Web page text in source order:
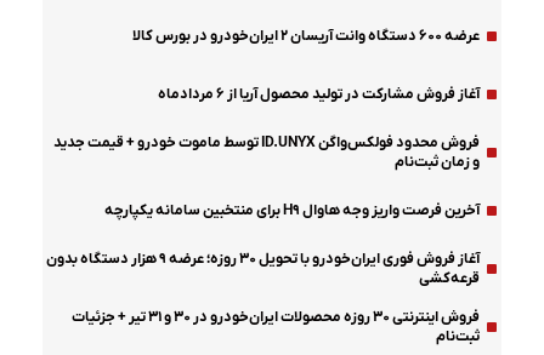
عرضه ۶۰۰ دستگاه وانت آریسان ۲ ایران‌خودرو در بورس کالا
آغاز فروش مشارکت در تولید محصول آریا از ۶ مردادماه
فروش محدود فولکس‌واگن ID.UNYX توسط ماموت خودرو + قیمت جدید
و زمان ثبت‌نام
آخرین فرصت واریز وجه هاوال H۹ برای منتخبین سامانه یکپارچه
آغاز فروش فوری ایران‌خودرو با تحویل ۳۰ روزه؛ عرضه ۹ هزار دستگاه بدون
قرعه‌کشی
فروش اینترنتی ۳۰ روزه محصولات ایران‌خودرو در ۳۰ و ۳۱ تیر + جزئیات
ثبت‌نام